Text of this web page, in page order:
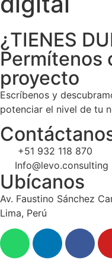
¿TIENES
Permítenos
proyecto
Escríbenos y
potenciar el nivel de tu
+51 932 118 870
Info@levo.consulting
Ubícanos
Av. Faustino Sánchez
Lima, Perú